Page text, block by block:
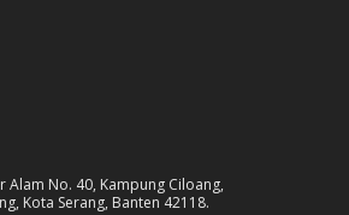
Alam No. 40, Kampung Ciloang,
Kota Serang, Banten 42118.